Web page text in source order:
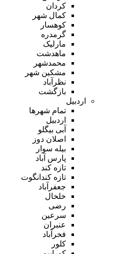
کردان
کمال شهر
کوهسار
گرمدره
مارلیک
ماهدشت
محمدشهر
مشکین شهر
نظرآباد
بازگشت
اردبیل
تمام شهر‌ها
اردبیل
آبی بیگلو
اصلان دوز
بیله سوار
پارس آباد
تازه کند
تازه کندانگوت
جعفرآباد
خلخال
رضی
سرعین
عنبران
فخرآباد
کلور